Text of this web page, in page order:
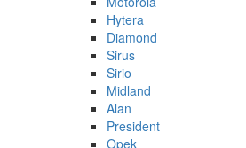
Hytera
Diamond
Sirus
Sirio
Midland
Alan
President
Opek